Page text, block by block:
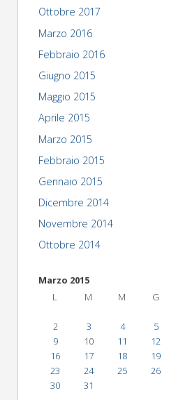
Ottobre 2017
Marzo 2016
Febbraio 2016
Giugno 2015
Maggio 2015
Aprile 2015
Marzo 2015
Febbraio 2015
Gennaio 2015
Dicembre 2014
Novembre 2014
Ottobre 2014
Marzo 2015
L
M M G
2
3 4 5
9
10 11 12
16
17 18 19
23
24 25 26
30
31